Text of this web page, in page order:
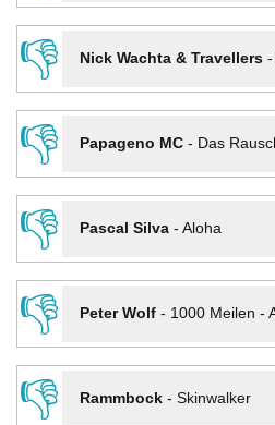
👎
Nick Wachta & Travellers-
👎
Papageno MC- Das
👎
Pascal Silva- Aloha
👎
Peter Wolf- 1000 Meilen -
👎
Rammbock- Skinwalker